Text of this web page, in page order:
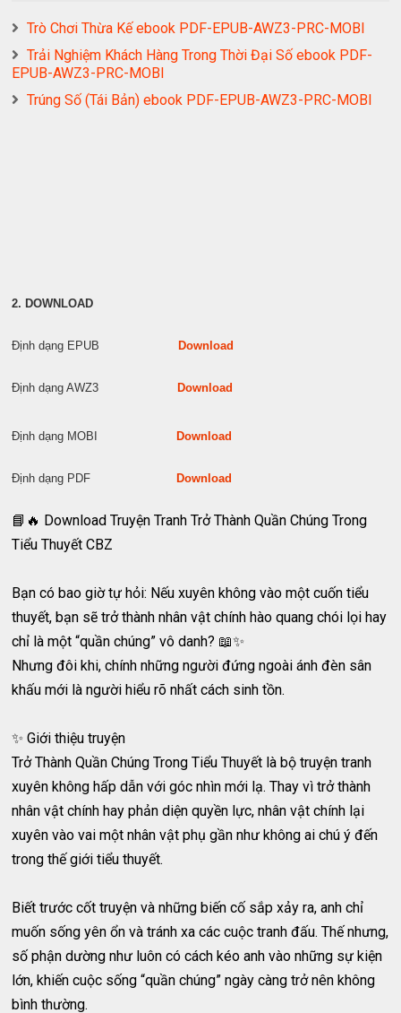
Trò Chơi Thừa Kế ebook PDF-EPUB-AWZ3-PRC-MOBI
Trải Nghiệm Khách Hàng Trong Thời Đại Số ebook PDF-
EPUB-AWZ3-PRC-MOBI
Trúng Số (Tái Bản) ebook PDF-EPUB-AWZ3-PRC-MOBI
2. DOWNLOAD
Định dạng EPUBDownload
Định dạng AWZ3Download
Định dạng MOBIDownload
Định dạng PDFDownload
📘🔥 Download Truyện Tranh Trở Thành Quần Chúng Trong
Tiểu Thuyết CBZ
Bạn có bao giờ tự hỏi: Nếu xuyên không vào một cuốn tiểu
thuyết, bạn sẽ trở thành nhân vật chính hào quang chói lọi hay
chỉ là một “quần chúng” vô danh? 📖✨
Nhưng đôi khi, chính những người đứng ngoài ánh đèn sân
khấu mới là người hiểu rõ nhất cách sinh tồn.
✨ Giới thiệu truyện
Trở Thành Quần Chúng Trong Tiểu Thuyết là bộ truyện tranh
xuyên không hấp dẫn với góc nhìn mới lạ. Thay vì trở thành
nhân vật chính hay phản diện quyền lực, nhân vật chính lại
xuyên vào vai một nhân vật phụ gần như không ai chú ý đến
trong thế giới tiểu thuyết.
Biết trước cốt truyện và những biến cố sắp xảy ra, anh chỉ
muốn sống yên ổn và tránh xa các cuộc tranh đấu. Thế nhưng,
số phận dường như luôn có cách kéo anh vào những sự kiện
lớn, khiến cuộc sống “quần chúng” ngày càng trở nên không
bình thường.